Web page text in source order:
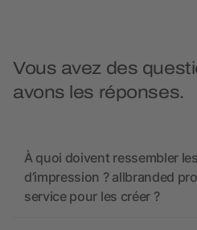
Vous avez des
avons les réponses.
À quoi doivent ressembler
d’impression ? allbranded
service pour les créer ?